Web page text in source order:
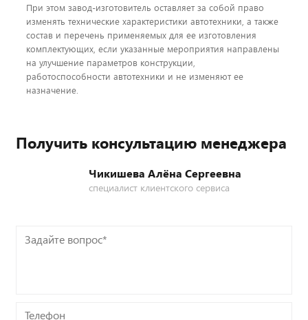
При этом завод-изготовитель оставляет за собой право
изменять технические характеристики автотехники, а также
состав и перечень применяемых для ее изготовления
комплектующих, если указанные мероприятия направлены
на улучшение параметров конструкции,
работоспособности автотехники и не изменяют ее
назначение.
Получить консультацию менеджера
Чикишева Алёна Сергеевна
специалист клиентского сервиса
Задайте
вопрос*
Телефон